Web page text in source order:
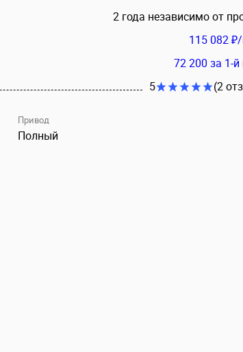
2 года независимо от
115 082
72 200 за 1-й
5 (2
Привод
Полный